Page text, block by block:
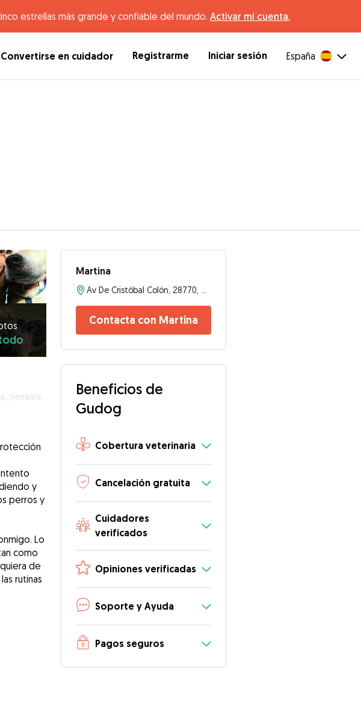
estrellas más grande y confiable del mundo. Activar mi cuenta.
Convertirse en cuidador Registrarme Iniciar sesión España
y
perros y
Lo
como
de
rutinas
Martina
Contacta con Martina
Beneficios de
Gudog
Cobertura veterinaria
Cancelación gratuita
Cuidadores
verificados
Opiniones verificadas
Soporte y Ayuda
Pagos seguros